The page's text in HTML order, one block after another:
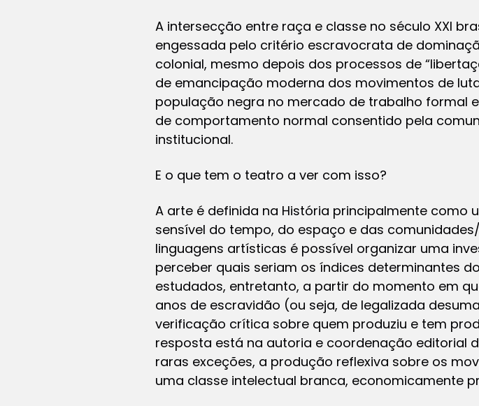
A intersecção entre raça e classe no século XXI
engessada pelo critério escravocrata de
colonial, mesmo depois dos processos de
de emancipação moderna dos movimentos de
população negra no mercado de trabalho formal
de comportamento normal consentido pela
institucional.
E o que tem o teatro a ver com isso?
A arte é definida na História principalmente
sensível do tempo, do espaço e das
linguagens artísticas é possível organizar uma
perceber quais seriam os índices determinantes
estudados, entretanto, a partir do momento em
anos de escravidão (ou seja, de legalizada
verificação crítica sobre quem produziu e tem
resposta está na autoria e coordenação editorial
raras exceções, a produção reflexiva sobre os
uma classe intelectual branca, economicamente